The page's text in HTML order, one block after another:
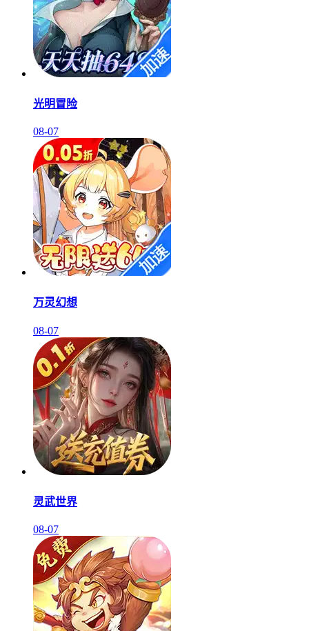
光明冒险
08-07
万灵幻想
08-07
灵武世界
08-07